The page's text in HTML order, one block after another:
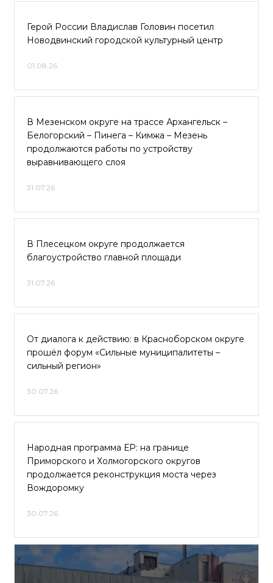
Герой России Владислав Головин посетил
Новодвинский городской культурный центр
01.08.26
В Мезенском округе на трассе Архангельск –
Белогорский – Пинега – Кимжа – Мезень
продолжаются работы по устройству
выравнивающего слоя
31.07.26
В Плесецком округе продолжается
благоустройство главной площади
31.07.26
От диалога к действию: в Красноборском округе
прошёл форум «Сильные муниципалитеты –
сильный регион»
30.07.26
Народная программа ЕР: на границе
Приморского и Холмогорского округов
продолжается реконструкция моста через
Вождоромку
30.07.26